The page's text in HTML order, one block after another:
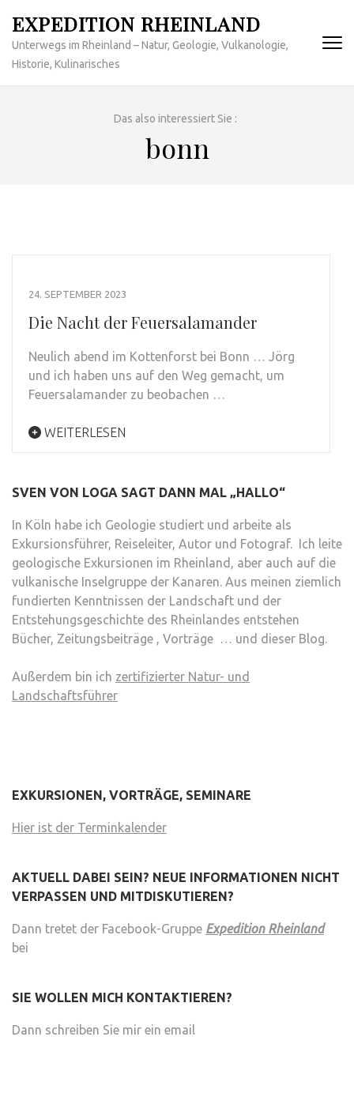
Inhalt
springen
(Enter
EXPEDITION RHEINLAND
Unterwegs im Rheinland – Natur, Geologie, Vulkanologie,
Historie, Kulinarisches
Das also interessiert Sie :
bonn
24. SEPTEMBER 2023
Die Nacht der Feuersalamander
Neulich abend im Kottenforst bei Bonn … Jörg
und ich haben uns auf den Weg gemacht, um
Feuersalamander zu beobachen …
WEITERLESEN
SVEN VON LOGA SAGT DANN MAL „HALLO“
In Köln habe ich Geologie studiert und arbeite als
Exkursionsführer, Reiseleiter, Autor und Fotograf. Ich leite
geologische Exkursionen im Rheinland, aber auch auf die
vulkanische Inselgruppe der Kanaren. Aus meinen ziemlich
fundierten Kenntnissen der Landschaft und der
Entstehungsgeschichte des Rheinlandes entstehen
Bücher, Zeitungsbeiträge , Vorträge … und dieser Blog.
Außerdem bin ich zertifizierter Natur- und
Landschaftsführer
EXKURSIONEN, VORTRÄGE, SEMINARE
Hier ist der Terminkalender
AKTUELL DABEI SEIN? NEUE INFORMATIONEN NICHT
VERPASSEN UND MITDISKUTIEREN?
Dann tretet der Facebook-Gruppe Expedition Rheinland
bei
SIE WOLLEN MICH KONTAKTIEREN?
Dann schreiben Sie mir ein email